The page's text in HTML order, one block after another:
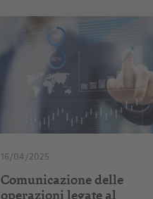
16/04/2025
Comunicazione delle
operazioni legate al